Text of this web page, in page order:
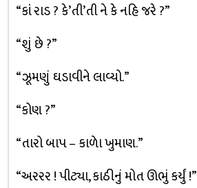
“કાં રાડ ? કે’તી’તી ને કે નહિ જરે ?”
“શું છે ?”
“ઝૂમણું ઘડાવીને લાવ્યો.”
“કોણ ?”
“તારો બાપ – કાળેા ખુમાણ.”
“અરરર ! પીટ્યા, કાઠીનું મોત ઊભું કર્યું !”